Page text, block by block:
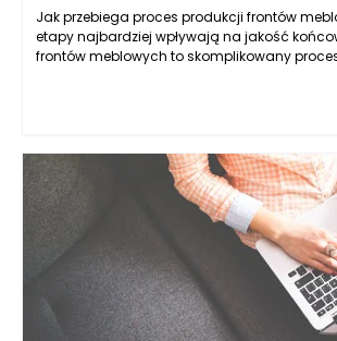
Jak przebiega proces produkcji frontów
etapy najbardziej wpływają na jakość
frontów meblowych to skomplikowany